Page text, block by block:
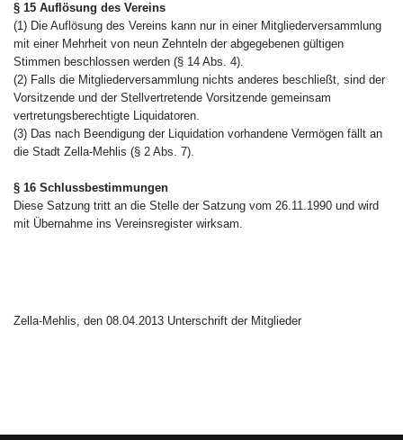
§ 15 Auflösung des Vereins
(1) Die Auflösung des Vereins kann nur in einer Mitgliederversammlung
mit einer Mehrheit von neun Zehnteln der abgegebenen gültigen
Stimmen beschlossen werden (§ 14 Abs. 4).
(2) Falls die Mitgliederversammlung nichts anderes beschließt, sind der
Vorsitzende und der Stellvertretende Vorsitzende gemeinsam
vertretungsberechtigte Liquidatoren.
(3) Das nach Beendigung der Liquidation vorhandene Vermögen fällt an
die Stadt Zella-Mehlis (§ 2 Abs. 7).
§ 16 Schlussbestimmungen
Diese Satzung tritt an die Stelle der Satzung vom 26.11.1990 und wird
mit Übernahme ins Vereinsregister wirksam.
Zella-Mehlis, den 08.04.2013 Unterschrift der Mitglieder